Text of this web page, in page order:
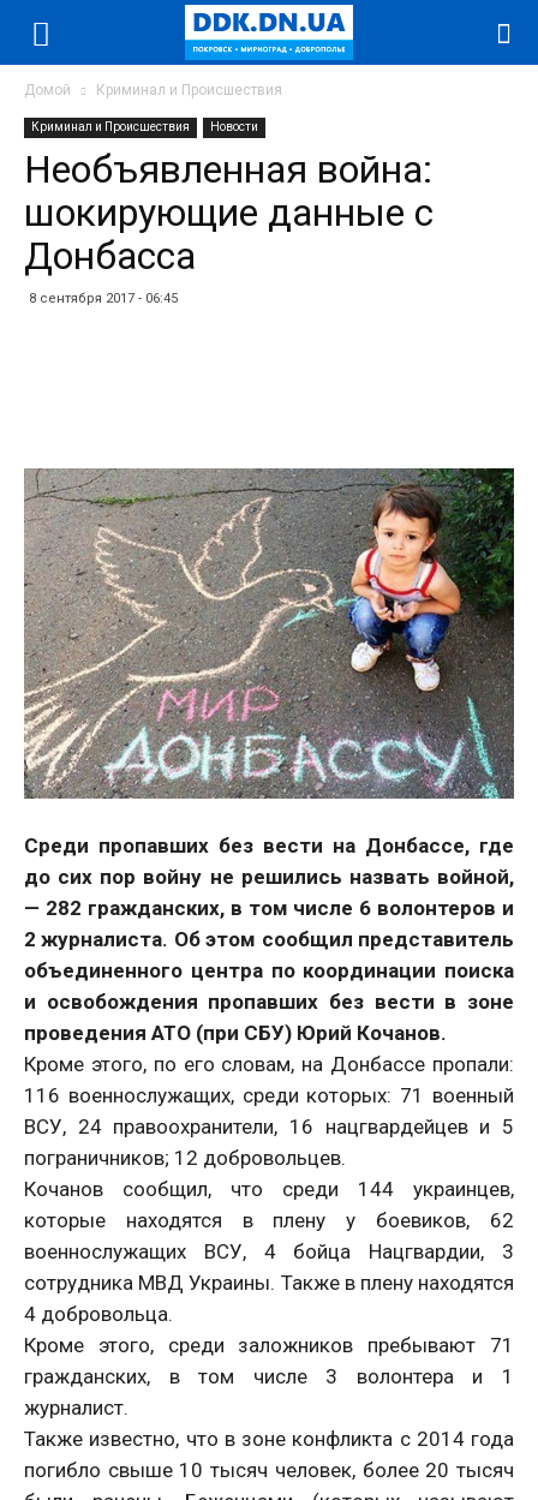
Домой Криминал и Происшествия
Криминал и Происшествия Новости
Необъявленная война:
шокирующие данные с
Донбасса
8 сентября 2017 - 06:45
Среди пропавших без вести на Донбассе, где
до сих пор войну не решились назвать войной,
— 282 гражданских, в том числе 6 волонтеров и
2 журналиста. Об этом сообщил представитель
объединенного центра по координации поиска
и освобождения пропавших без вести в зоне
проведения АТО (при СБУ) Юрий Кочанов.
Кроме этого, по его словам, на Донбассе пропали:
116 военнослужащих, среди которых: 71 военный
ВСУ, 24 правоохранители, 16 нацгвардейцев и 5
пограничников; 12 добровольцев.
Кочанов сообщил, что среди 144 украинцев,
которые находятся в плену у боевиков, 62
военнослужащих ВСУ, 4 бойца Нацгвардии, 3
сотрудника МВД Украины. Также в плену находятся
4 добровольца.
Кроме этого, среди заложников пребывают 71
гражданских, в том числе 3 волонтера и 1
журналист.
Также известно, что в зоне конфликта с 2014 года
погибло свыше 10 тысяч человек, более 20 тысяч